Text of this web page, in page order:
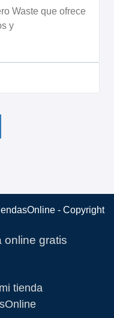
Waste que ofrece
y
- Copyright
online gratis
tienda